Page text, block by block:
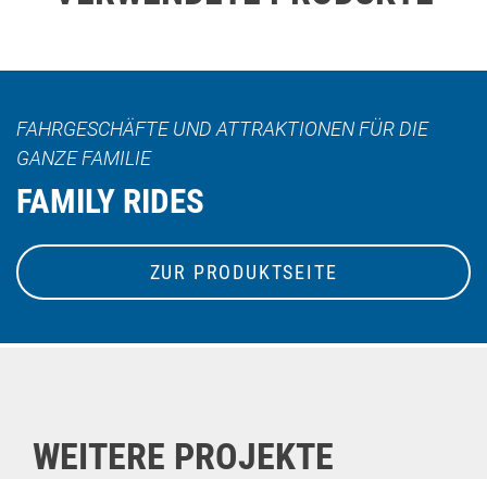
FAHRGESCHÄFTE UND ATTRAKTIONEN FÜR DIE
GANZE FAMILIE
FAMILY RIDES
ZUR PRODUKTSEITE
WEITERE PROJEKTE